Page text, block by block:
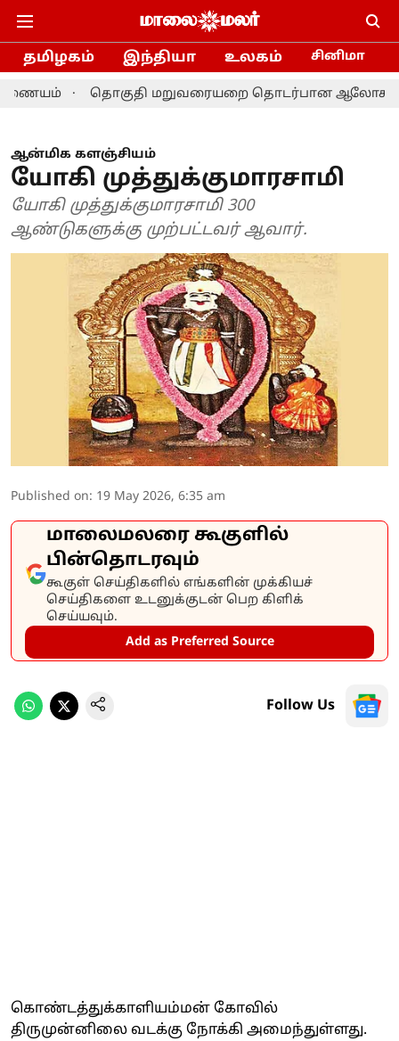
தமிழகம் இந்தியா உலகம் சினிமா
தொகுதி மறுவரையறை தொடர்பான ஆலோசனை: தமிழக
ஆன்மிக களஞ்சியம்
யோகி முத்துக்குமாரசாமி
யோகி முத்துக்குமாரசாமி 300
ஆண்டுகளுக்கு முற்பட்டவர் ஆவார்.
Published on: 19 May 2026, 6:35 am
மாலைமலரை கூகுளில்
பின்தொடரவும்
கூகுள் செய்திகளில் எங்களின் முக்கியச்
செய்திகளை உடனுக்குடன் பெற கிளிக்
செய்யவும்.
Add as Preferred Source
Follow Us
கொண்டத்துக்காளியம்மன் கோவில்
திருமுன்னிலை வடக்கு நோக்கி அமைந்துள்ளது.